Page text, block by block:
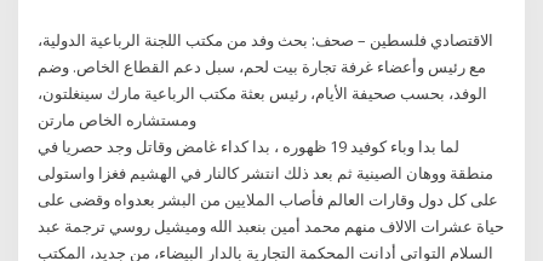
الاقتصادي فلسطين – صحف: بحث وفد من مكتب اللجنة الرباعية الدولية،
مع رئيس وأعضاء غرفة تجارة بيت لحم، سبل دعم القطاع الخاص. وضم
الوفد، بحسب صحيفة الأيام، رئيس بعثة مكتب الرباعية مارك سينغلتون،
ومستشاره الخاص مارتن
لما بدا وباء كوفيد 19 ظهوره ، بدا كداء غامض وقاتل وجد حصريا في
منطقة ووهان الصينية ثم بعد ذلك انتشر كالنار في الهشيم فغزا واستولى
على كل دول وقارات العالم فأصاب الملايين من البشر بعدواه وقضى على
حياة عشرات الالاف منهم محمد أمين بنعبد الله وميشيل روسي ترجمة عبد
السلام التواتي أدانت المحكمة التجارية بالدار البيضاء، من جديد، المكتب